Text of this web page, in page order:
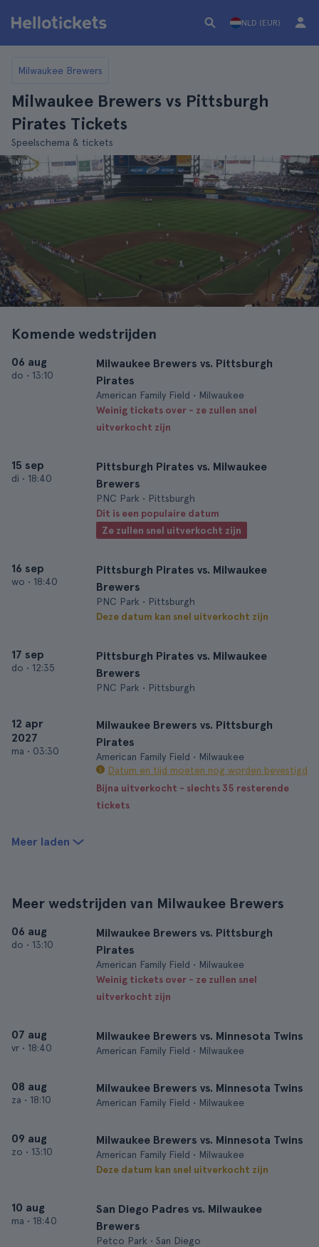
NLD (EUR)
Milwaukee Brewers
Milwaukee Brewers vs Pittsburgh
Pirates Tickets
Speelschema & tickets
Komende wedstrijden
06 aug
do • 13:10
Milwaukee Brewers vs. Pittsburgh
Pirates
American Family Field • Milwaukee
Weinig tickets over - ze zullen snel
uitverkocht zijn
15 sep
di • 18:40
Pittsburgh Pirates vs. Milwaukee
Brewers
PNC Park • Pittsburgh
Dit is een populaire datum
Ze zullen snel uitverkocht zijn
16 sep
wo • 18:40
Pittsburgh Pirates vs. Milwaukee
Brewers
PNC Park • Pittsburgh
Deze datum kan snel uitverkocht zijn
17 sep
do • 12:35
Pittsburgh Pirates vs. Milwaukee
Brewers
PNC Park • Pittsburgh
12 apr
2027
ma • 03:30
Milwaukee Brewers vs. Pittsburgh
Pirates
American Family Field • Milwaukee
Datum en tijd moeten nog worden bevestigd
Bijna uitverkocht - slechts 35 resterende
tickets
Meer laden
Meer wedstrijden van Milwaukee Brewers
06 aug
do • 13:10
Milwaukee Brewers vs. Pittsburgh
Pirates
American Family Field • Milwaukee
Weinig tickets over - ze zullen snel
uitverkocht zijn
07 aug
vr • 18:40
Milwaukee Brewers vs. Minnesota Twins
American Family Field • Milwaukee
08 aug
za • 18:10
Milwaukee Brewers vs. Minnesota Twins
American Family Field • Milwaukee
09 aug
zo • 13:10
Milwaukee Brewers vs. Minnesota Twins
American Family Field • Milwaukee
Deze datum kan snel uitverkocht zijn
10 aug
ma • 18:40
San Diego Padres vs. Milwaukee
Brewers
Petco Park • San Diego